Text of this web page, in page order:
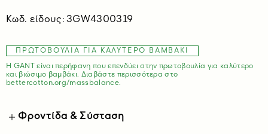
Κωδ. είδους: 3GW4300319
ΠΡΩΤΟΒΟΥΛΊΑ ΓΙΑ ΚΑΛΎΤΕΡΟ ΒΑΜΒΆΚΙ
Η GANT είναι περήφανη που επενδύει στην πρωτοβουλία για καλύτερο
και βιώσιμο βαμβάκι. Διαβάστε περισσότερα στο
bettercotton.org/massbalance.
Φροντίδα & Σύσταση